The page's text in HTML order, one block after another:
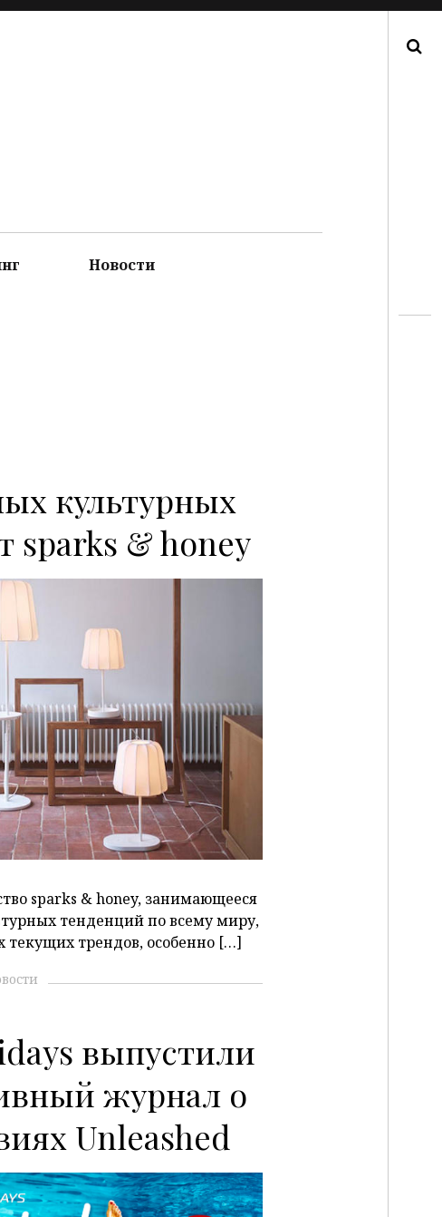
Новости
культурных
sparks & honey
P
sparks & honey, занимающееся
тенденций по всему миру,
текущих трендов, особенно […]
выпустили
журнал о
Unleashed